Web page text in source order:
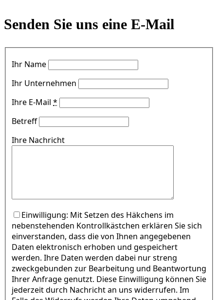
Senden Sie uns eine E-Mail
Ihr Name
Ihr Unternehmen
Ihre E-Mail *
Betreff
Ihre Nachricht
Einwilligung: Mit Setzen des Häkchens im
nebenstehenden Kontrollkästchen erklären Sie sich
einverstanden, dass die von Ihnen angegebenen
Daten elektronisch erhoben und gespeichert
werden. Ihre Daten werden dabei nur streng
zweckgebunden zur Bearbeitung und Beantwortung
Ihrer Anfrage genutzt. Diese Einwilligung können Sie
jederzeit durch Nachricht an uns widerrufen. Im